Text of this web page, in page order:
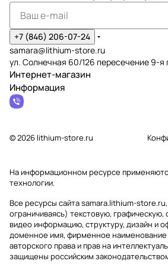
+7 (846) 206-07-24
samara@lithium-store.ru
ул. Солнечная 60/126 пересечение 9-я
Интернет-магазин
Информация
© 2026 lithium-store.ru
На информационном ресурсе
технологии.
Все ресурсы сайта samara.lithium-
ограничиваясь) текстовую,
видео информацию, структуру, дизайн и
доменное имя, фирменное наименование
авторского права и прав на
защищены российским